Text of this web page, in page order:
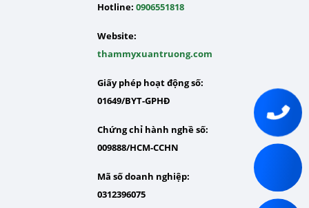
Hotline: 0906551818
Website:
thammyxuantruong.com
Giấy phép hoạt động số:
01649/BYT-GPHĐ
Chứng chỉ hành nghề số:
009888/HCM-CCHN
Mã số doanh nghiệp:
0312396075